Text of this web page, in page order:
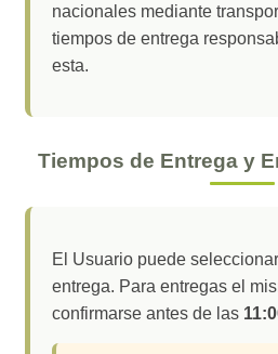
nacionales mediante
tiempos de entrega
esta.
Tiempos de Entrega y
El Usuario puede
entrega. Para entregas el
confirmarse antes de las